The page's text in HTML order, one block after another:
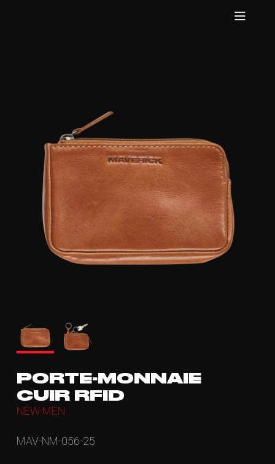
PORTE-MONNAIE
CUIR RFID
NEW MEN
MAV-NM-056-25